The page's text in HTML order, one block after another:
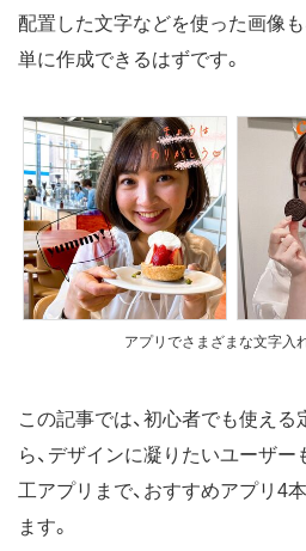
配置した文字などを使った画像
単に作成できるはずです。
アプリでさまざまな文字入
この記事では、初心者でも使え
ら、デザインに凝りたいユーザ
工アプリまで、おすすめアプリ4
ます。